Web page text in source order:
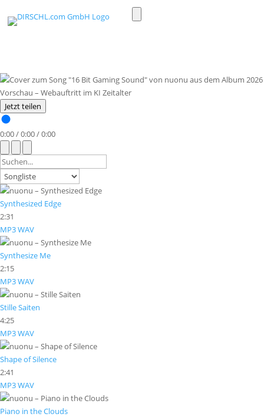
light/dark
Jetzt teilen
0:00/0:00/0:00
Synthesized Edge
2:31
MP3WAV
Synthesize Me
2:15
MP3WAV
Stille Saiten
4:25
MP3WAV
Shape of Silence
2:41
MP3WAV
Piano in the Clouds